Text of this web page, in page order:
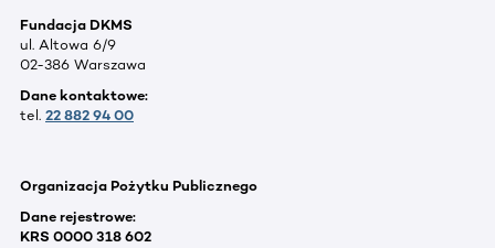
Fundacja DKMS
ul. Altowa 6/9
02-386 Warszawa
Dane kontaktowe:
tel. 22 882 94 00
Organizacja Pożytku Publicznego
Dane rejestrowe:
KRS 0000 318 602